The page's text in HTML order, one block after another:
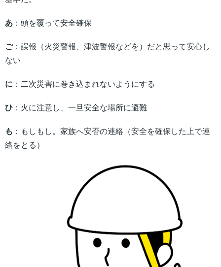
あ ：頭を覆って安全確保
ご：誤報（火災警報、津波警報などを）だと思って安心し
ない
に ：二次災害に巻き込まれないようにする
ひ ：火に注意し、一旦安全な場所に避難
も ：もしもし。家族へ安否の連絡（安全を確保した上で連
絡をとる）